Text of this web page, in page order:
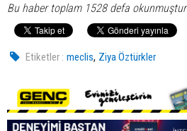
Bu haber toplam 1528 defa okunmuştur
Etiketler : meclis, Ziya Öztürkler